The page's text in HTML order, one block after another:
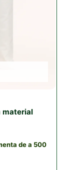
material
de a 500